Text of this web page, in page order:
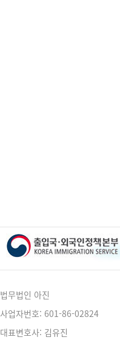
법무법인 아진
사업자번호: 601-86-02824
대표변호사: 김유진